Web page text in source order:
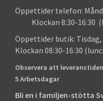
Öppettider telefon:
Klockan 8:30-16:30
Öppettider butik:
Klockan 08:30-16:30
Observera att
5 Arbetsdagar
Bli en i familjen-stötta